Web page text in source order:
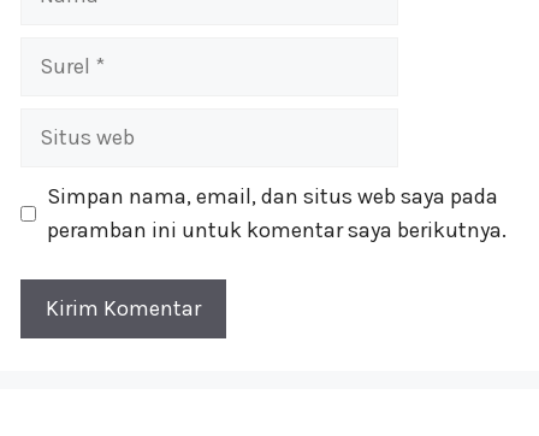
Surel
Situs
Simpan nama, email, dan situs web saya pada
peramban ini untuk komentar saya berikutnya.